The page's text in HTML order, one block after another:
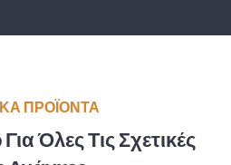
ΠΡΟΪΟΝΤΑ
Όλες Τις Σχετικές